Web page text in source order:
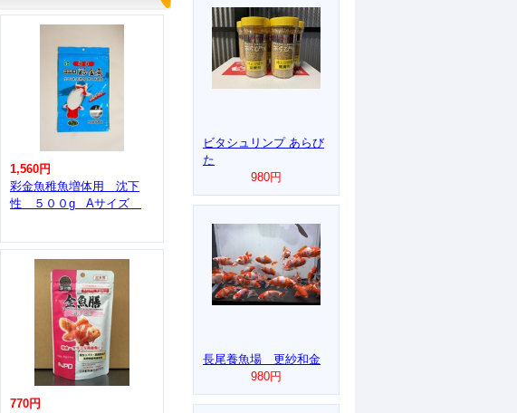
1,560円
彩金魚稚魚増体用 沈下
性 ５００g Aサイズ
770円
ビタシュリンプ あらび
た
980円
長尾養魚場 更紗和金
980円